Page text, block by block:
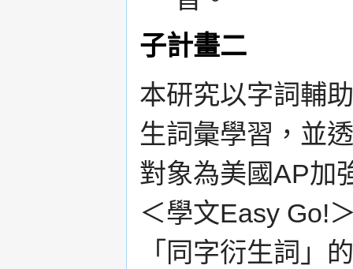
子計畫二
本研究以字詞輔
生詞彙學習，並
對象為美國AP加
＜學文Easy Go!
「同字衍生詞」